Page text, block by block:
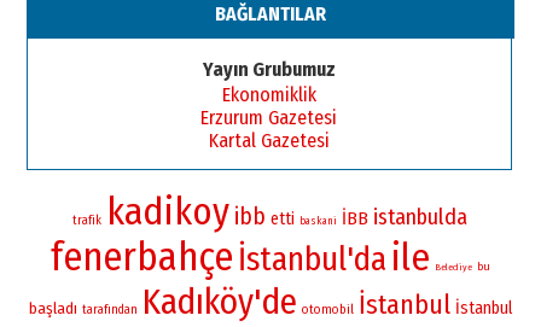
BAĞLANTILAR
Yayın Grubumuz
Ekonomiklik
Erzurum Gazetesi
Kartal Gazetesi
trafik kadikoy ibb etti baskani İBB istanbulda
fenerbahçe İstanbul'da ile Belediye bu
başladı tarafından Kadıköy'de otomobil İstanbul İstanbul